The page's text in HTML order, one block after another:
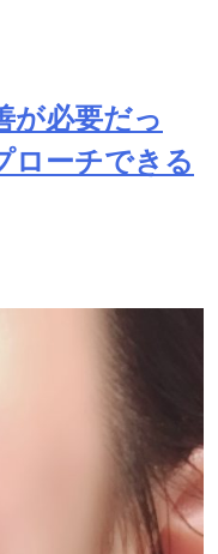
が必要だっ
ローチできる